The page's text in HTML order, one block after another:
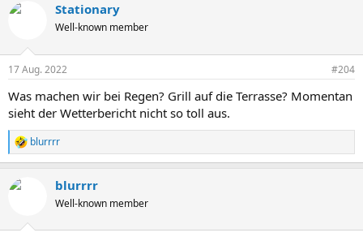
Stationary
Well-known member
17 Aug. 2022 #204
Was machen wir bei Regen? Grill auf die Terrasse? Momentan
sieht der Wetterbericht nicht so toll aus.
R
e
k
blurrrr
blurrrr
Well-known member